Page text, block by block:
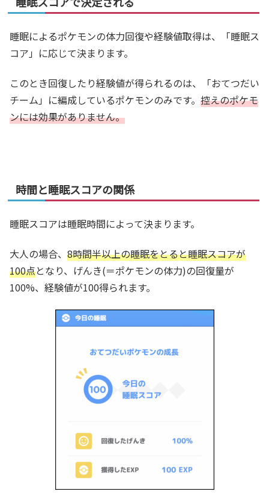
睡眠によるポケモンの体力回復や経験値取得は、「睡眠ス
コア」に応じて決まります。
このとき回復したり経験値が得られるのは、「おてつだい
チーム」に編成しているポケモンのみです。 控えのポケモ
ンには効果がありません。
時間と睡眠スコアの関係
睡眠スコアは睡眠時間によって決まります。
大人の場合、 8時間半以上の睡眠をとると睡眠スコアが
100点となり、げんき(＝ポケモンの体力)の回復量が
100%、経験値が100得られます。